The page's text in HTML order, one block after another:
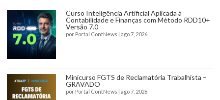
Curso Inteligência Artificial Aplicada à
Contabilidade e Finanças com Método RDD10+
Versão 7.0
por Portal ContNews ago 7, 2026
Minicurso FGTS de Reclamatória Trabalhista –
GRAVADO
por Portal ContNews ago 7, 2026